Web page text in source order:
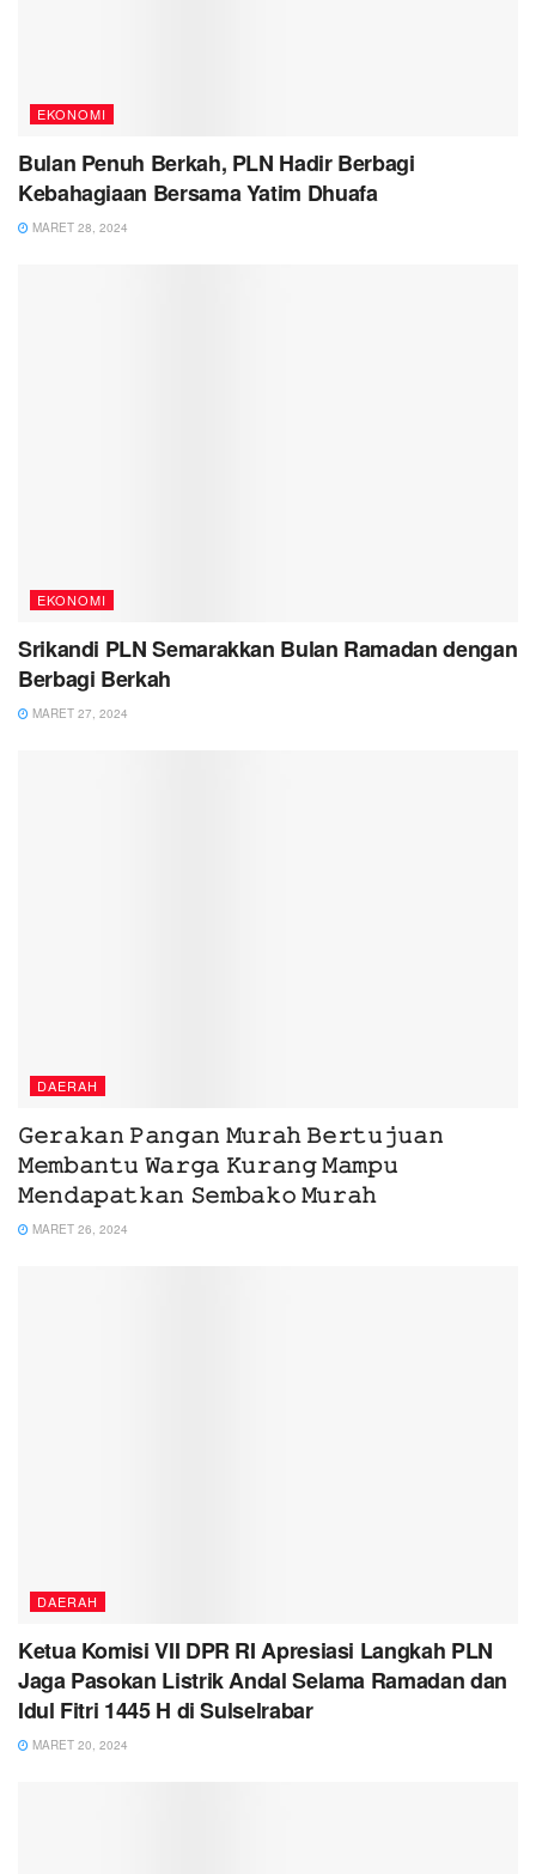
EKONOMI
Bulan Penuh Berkah, PLN Hadir Berbagi
Kebahagiaan Bersama Yatim Dhuafa
MARET 28, 2024
EKONOMI
Srikandi PLN Semarakkan Bulan Ramadan dengan
Berbagi Berkah
MARET 27, 2024
DAERAH
𝙶𝚎𝚛𝚊𝚔𝚊𝚗 𝙿𝚊𝚗𝚐𝚊𝚗 𝙼𝚞𝚛𝚊𝚑 𝙱𝚎𝚛𝚝𝚞𝚓𝚞𝚊𝚗
𝙼𝚎𝚖𝚋𝚊𝚗𝚝𝚞 𝚆𝚊𝚛𝚐𝚊 𝙺𝚞𝚛𝚊𝚗𝚐 𝙼𝚊𝚖𝚙𝚞
𝙼𝚎𝚗𝚍𝚊𝚙𝚊𝚝𝚔𝚊𝚗 𝚂𝚎𝚖𝚋𝚊𝚔𝚘 𝙼𝚞𝚛𝚊𝚑
MARET 26, 2024
DAERAH
Ketua Komisi VII DPR RI Apresiasi Langkah PLN
Jaga Pasokan Listrik Andal Selama Ramadan dan
Idul Fitri 1445 H di Sulselrabar
MARET 20, 2024